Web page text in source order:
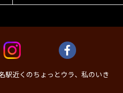
駅近くのちょっとウラ、私のいき